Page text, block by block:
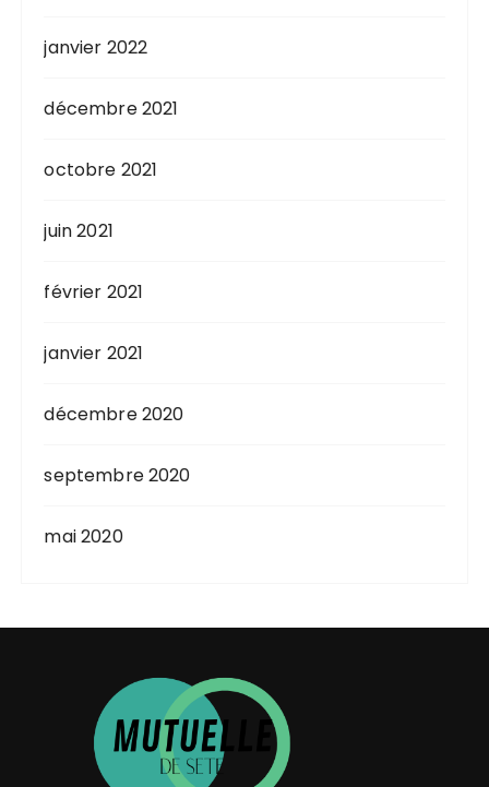
janvier 2022
décembre 2021
octobre 2021
juin 2021
février 2021
janvier 2021
décembre 2020
septembre 2020
mai 2020